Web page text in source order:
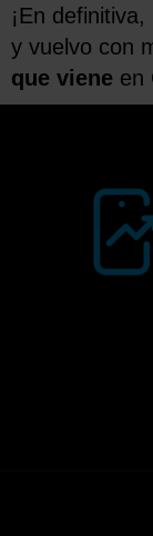
¡En
y vuelvo con
que viene en